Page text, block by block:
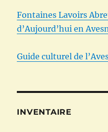
Fontaines Lavoirs
d’Aujourd’hui en
Guide culturel de
INVENTAIRE